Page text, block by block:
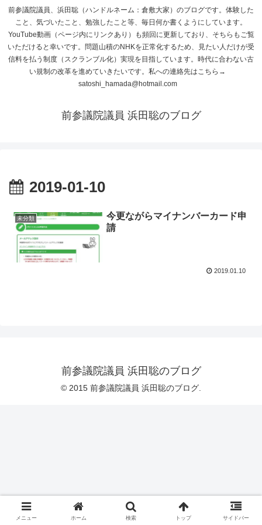
前参議院議員、浜田聡（ハンドルネーム：倉敷大家）のブログです。体験した
こと、気づいたこと、勉強したこと等、毎日何か書くようにしています。
YouTube動画（ページ内にリンクあり）も頻回に更新しており、そちらもご覧
いただけると幸いです。問題山積のNHKを正常化するため、見たい人だけが受
信料を払う制度（スクランブル化）実現を目指しています。時代に合わない古
い規制の改革を進めていきたいです。私への連絡先はこちら→
satoshi_hamada@hotmail.com
前参議院議員 浜田聡のブログ
2019-01-10
未分類
今更ながらマイナンバーカード申
請
2019.01.10
前参議院議員 浜田聡のブログ
© 2015 前参議院議員 浜田聡のブログ.
メニュー ホーム 検索 トップ サイドバー